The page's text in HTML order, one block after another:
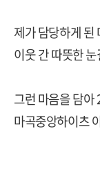
제가 담당하게 된
이웃 간 따뜻한
그런 마음을 담
마곡중앙하이츠